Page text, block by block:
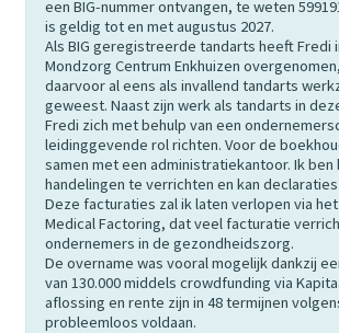
een BIG-nummer ontvangen, te weten
is geldig tot en met augustus 2027.
Als BIG geregistreerde tandarts heeft Fredi
Mondzorg Centrum Enkhuizen
daarvoor al eens als invallend tandarts
geweest. Naast zijn werk als tandarts in
Fredi zich met behulp van een
leidinggevende rol richten. Voor de
samen met een administratiekantoor. Ik
handelingen te verrichten en kan
Deze facturaties zal ik laten verlopen via
Medical Factoring, dat veel facturatie
ondernemers in de gezondheidszorg.
De overname was vooral mogelijk dankzij
van 130.000 middels crowdfunding via
aflossing en rente zijn in 48 termijnen
probleemloos voldaan.